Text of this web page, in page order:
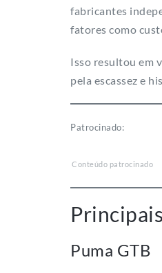
fabricantes
fatores como
Isso resultou em
pela escassez e
Patrocinado:
Conteúdo patrocinado
Puma GTB